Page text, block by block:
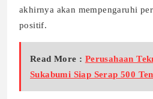
akhirnya akan mempengaruhi
positif.
Read More : Perusahaan
Sukabumi Siap Serap 500